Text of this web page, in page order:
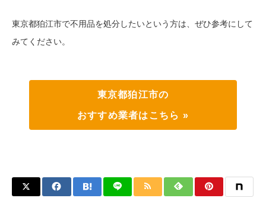
東京都狛江市で不用品を処分したいという方は、ぜひ参考にして
みてください。
東京都狛江市の
おすすめ業者はこちら »